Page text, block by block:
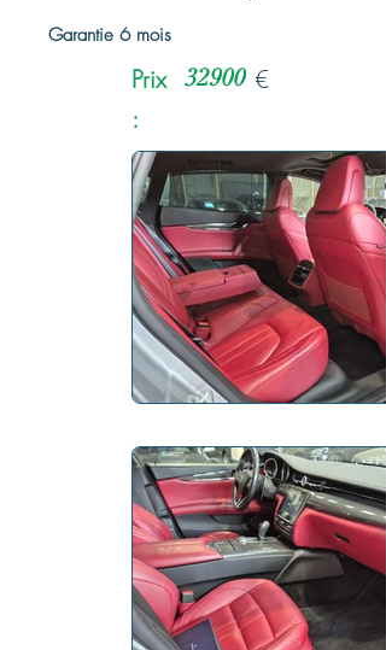
Garantie 6 mois
Prix
:
32900 €